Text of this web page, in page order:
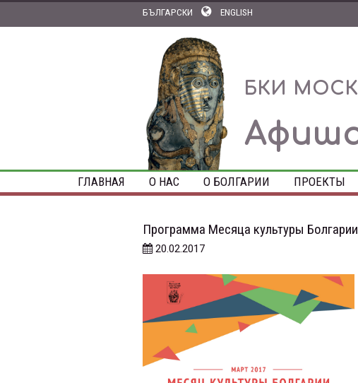
БЪЛГАРСКИ ENGLISH
БКИ
ГЛАВНАЯ О НАС О БОЛГАРИИ ПРОЕКТЫ
Программа Месяца культуры
20.02.2017